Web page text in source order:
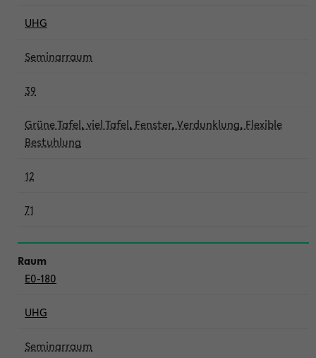
UHG
Seminarraum
39
Grüne Tafel, viel Tafel, Fenster, Verdunklung, Flexible
Bestuhlung
12
71
E0-180
UHG
Seminarraum